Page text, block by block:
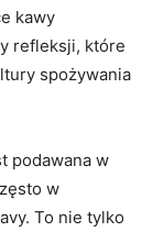
kawy
‍refleksji, które
spożywania
podawana w
⁢w
⁣To nie⁣ tylko‍